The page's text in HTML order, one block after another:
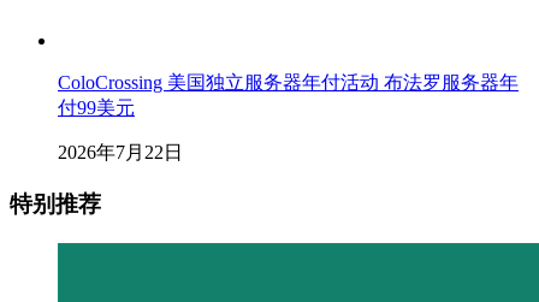
ColoCrossing 美国独立服务器年付活动 布法罗服务器年
付99美元
2026年7月22日
特别推荐